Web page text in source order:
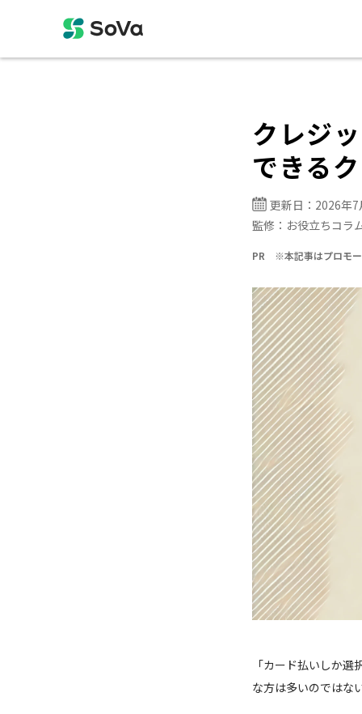
クレジ
できる
更新日： 2026年
監修： お役立ちコラ
PR ※本記事はプロモー
「カード払いしか
な方は多いのではな